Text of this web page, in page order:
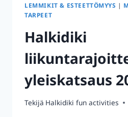
LEMMIKIT & ESTEETTÖMYYS |
TARPEET
Halkidiki
yleiskatsaus
Tekijä Halkidiki fun activities